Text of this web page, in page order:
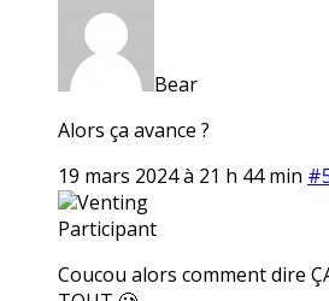
Bear
Alors ça avance ?
19 mars 2024 à 21 h 44 min
Venting
Participant
Coucou alors comment dire